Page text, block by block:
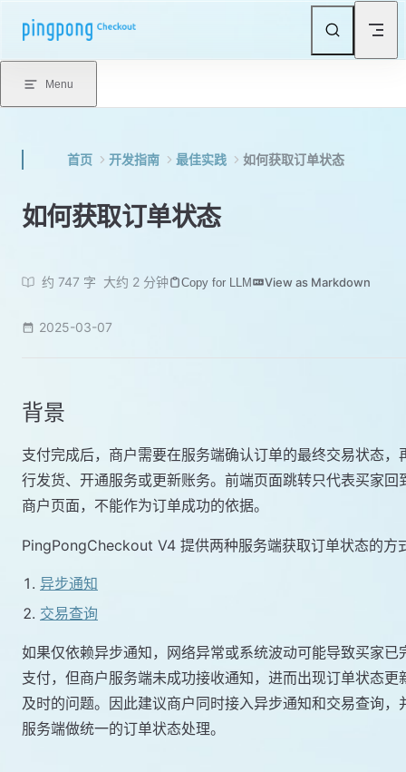
Skip to content
Menu
首页 开发指南 最佳实践 如何获取订单状态
如何获取订单状态
约 747 字 大约 2 分钟 Copy for LLM View as Markdown
2025-03-07
背景
支付完成后，商户需要在服务端确认订单的最终交易状态，
行发货、开通服务或更新账务。前端页面跳转只代表买家回
商户页面，不能作为订单成功的依据。
PingPongCheckout V4 提供两种服务端获取订单状态的方
异步通知
交易查询
如果仅依赖异步通知，网络异常或系统波动可能导致买家已
支付，但商户服务端未成功接收通知，进而出现订单状态更
及时的问题。因此建议商户同时接入异步通知和交易查询，
服务端做统一的订单状态处理。